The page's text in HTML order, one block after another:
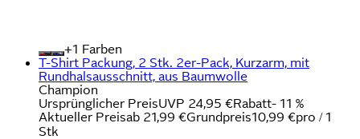
+
Farben
T-Shirt Packung, 2 Stk. 2er-Pack, Kurzarm, mit
Rundhalsausschnitt, aus Baumwolle
Champion
Ursprünglicher PreisUVP 24,95 €Rabatt- 11 %
Aktueller Preisab 21,99 €Grundpreis10,99 €pro / 1
Stk